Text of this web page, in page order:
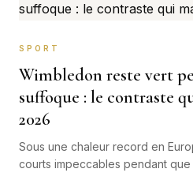
SPORT
Wimbledon reste vert
suffoque : le contraste
2026
Sous une chaleur record en
courts impeccables pendant